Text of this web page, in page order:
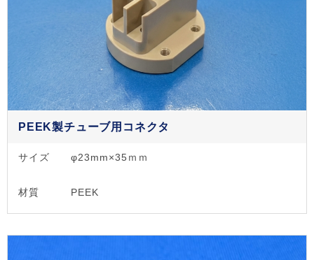
PEEK製チューブ用コネクタ
サイズ φ23mm×35ｍｍ
材質 PEEK